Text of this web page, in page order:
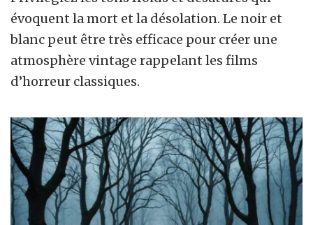
évoquent la mort et la désolation. Le noir et
blanc peut être très efficace pour créer une
atmosphère vintage rappelant les films
d’horreur classiques.